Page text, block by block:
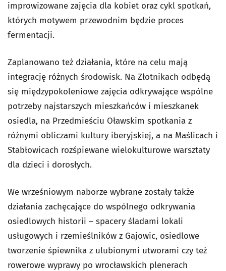
improwizowane zajęcia dla kobiet oraz cykl spotkań,
których motywem przewodnim będzie proces
fermentacji.
Zaplanowano też działania, które na celu mają
integrację różnych środowisk. Na Złotnikach odbędą
się międzypokoleniowe zajęcia odkrywające wspólne
potrzeby najstarszych mieszkańców i mieszkanek
osiedla, na Przedmieściu Oławskim spotkania z
różnymi obliczami kultury iberyjskiej, a na Maślicach i
Stabłowicach rozśpiewane wielokulturowe warsztaty
dla dzieci i dorosłych.
We wrześniowym naborze wybrane zostały także
działania zachęcające do wspólnego odkrywania
osiedlowych historii – spacery śladami lokali
usługowych i rzemieślników z Gajowic, osiedlowe
tworzenie śpiewnika z ulubionymi utworami czy też
rowerowe wyprawy po wrocławskich plenerach